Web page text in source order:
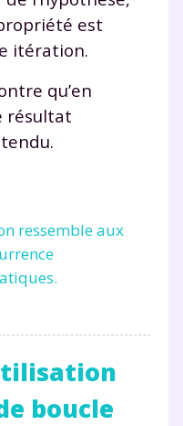
est
itération.
qu’en
résultat
ressemble aux
boucle